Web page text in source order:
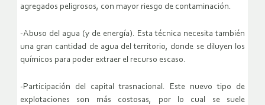
agregados peligrosos, con mayor riesgo de contaminación.
-Abuso del agua (y de energía). Esta técnica necesita también
una gran cantidad de agua del territorio, donde se diluyen los
químicos para poder extraer el recurso escaso.
-Participación del capital trasnacional. Este nuevo tipo de
explotaciones son más costosas, por lo cual se suele